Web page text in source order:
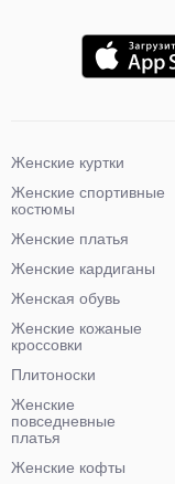
Женские куртки
Женские спортивные
костюмы
Женские платья
Женские кардиганы
Женская обувь
Женские кожаные
кроссовки
Плитоноски
Женские
повседневные
платья
Женские кофты